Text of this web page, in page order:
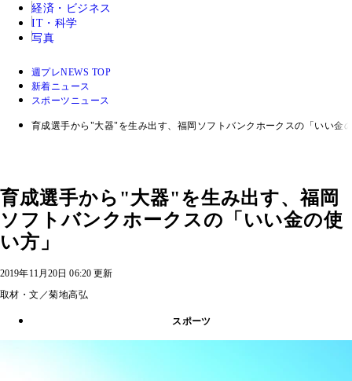
経済・ビジネス
IT・科学
写真
週プレNEWS TOP
新着ニュース
スポーツニュース
育成選手から"大器"を生み出す、福岡ソフトバンクホークスの「いい金
育成選手から"大器"を生み出す、福岡
ソフトバンクホークスの「いい金の使
い方」
2019年11月20日 06:20 更新
取材・文／菊地高弘
スポーツ